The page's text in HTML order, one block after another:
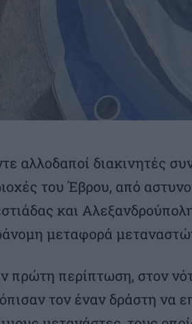
αλλοδαποί διακινητές
του Έβρου, από
και
μεταφορά
πρώτη περίπτωση, στον
τον έναν δράστη να